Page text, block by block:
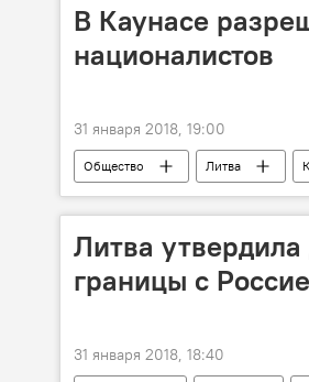
В Каунасе
националистов
31 января 2018, 19:00
Общество Литва
Литва
границы с
31 января 2018, 18:40